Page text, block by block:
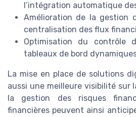
l’intégration automatique
Amélioration de la gestion
centralisation des flux
Optimisation du contrôle
tableaux de bord
La mise en place de solutions
aussi une meilleure visibilité sur
la gestion des risques
financières peuvent ainsi